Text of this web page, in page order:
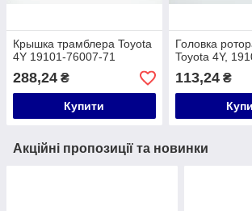
Крышка трамблера Toyota
4Y 19101-76007-71
288,24 ₴
Купити
Головка
Toyota 4Y,
113,24₴
Акційні пропозиції та новинки